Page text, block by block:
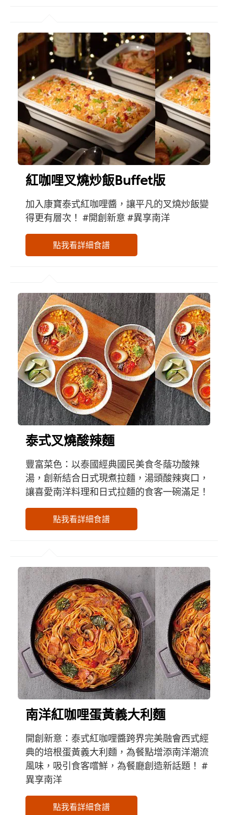
紅咖哩叉燒炒飯Buffet版
加入康寶泰式紅咖哩醬，讓平凡的叉燒炒飯變
得更有層次！ #開創新意 #異享南洋
點我看詳細食譜
泰式叉燒酸辣麵
豐富菜色：以泰國經典國民美食冬蔭功酸辣
湯，創新結合日式現煮拉麵，湯頭酸辣爽口，
讓喜愛南洋料理和日式拉麵的食客一碗滿足！
點我看詳細食譜
南洋紅咖哩蛋黃義大利麵
開創新意：泰式紅咖哩醬跨界完美融會西式經
典的培根蛋黃義大利麵，為餐點增添南洋潮流
風味，吸引食客嚐鮮，為餐廳創造新話題！ #
異享南洋
點我看詳細食譜